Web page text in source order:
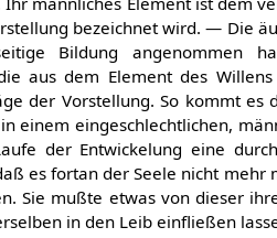
bezeichnet wird. — Die
Bildung angenommen
aus dem Element des
der Vorstellung. So kommt es
einem eingeschlechtlichen,
der Entwickelung eine
es fortan der Seele nicht mehr
Sie mußte etwas von dieser
in den Leib einfließen